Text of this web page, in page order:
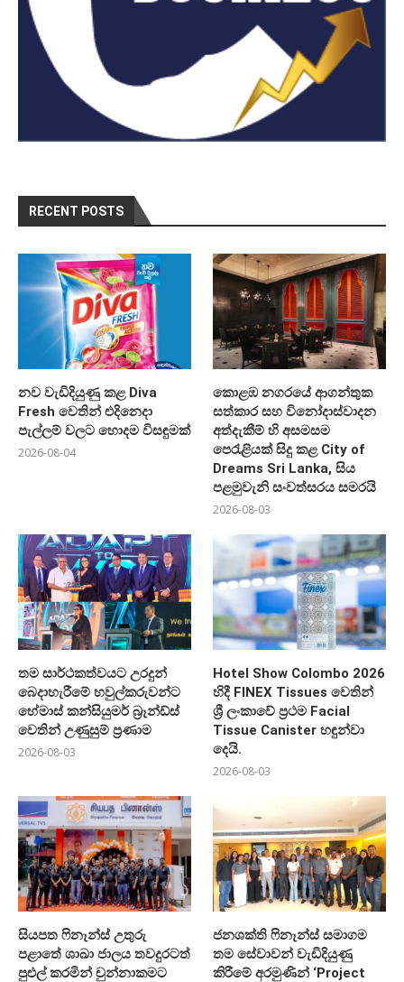
RECENT POSTS
නව වැඩිදියුණු කළ Diva
Fresh වෙතින් එදිනෙදා
පැල්ලම් වලට හොදම විසඳුමක්
2026-08-04
කොළඹ නගරයේ ආගන්තුක
සත්කාර සහ විනෝදාස්වාදන
අත්දැකීම් හි අසමසම
පෙරැළියක් සිදු කළ City of
Dreams Sri Lanka, සිය
පළමුවැනි සංවත්සරය සමරයි
2026-08-03
තම සාර්ථකත්වයට උරදුන්
බෙදාහැරීමේ හවුල්කරුවන්ට
හේමාස් කන්සියුමර් බ්‍රෑන්ඩ්ස්
වෙතින් උණුසුම් ප්‍රණාම
2026-08-03
Hotel Show Colombo 2026
හිදී FINEX Tissues වෙතින්
ශ්‍රී ලංකාවේ ප්‍රථම Facial
Tissue Canister හඳුන්වා
දෙයි.
2026-08-03
සියපත ෆිනෑන්ස් උතුරු
පළාතේ ශාඛා ජාලය තවදුරටත්
පුළුල් කරමින් චුන්නාකමට
ජනශක්ති ෆිනෑන්ස් සමාගම
තම සේවාවන් වැඩිදියුණු
කිරීමේ අරමුණින් ‘Project